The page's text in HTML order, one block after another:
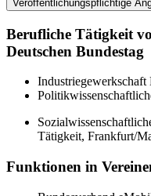
Veröffentlichungspflichtige
Berufliche Tätigkeit
Deutschen Bundestag
Tätigkeit, Frankfurt/
Funktionen in